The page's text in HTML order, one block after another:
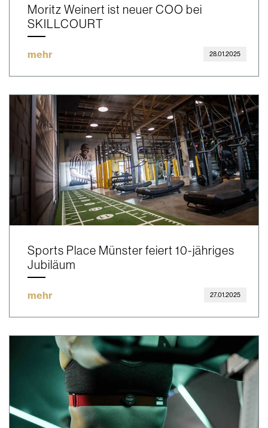
Moritz Weinert ist neuer COO bei
SKILLCOURT
mehr 28.01.2025
Sports Place Münster feiert 10-jähriges
Jubiläum
mehr 27.01.2025